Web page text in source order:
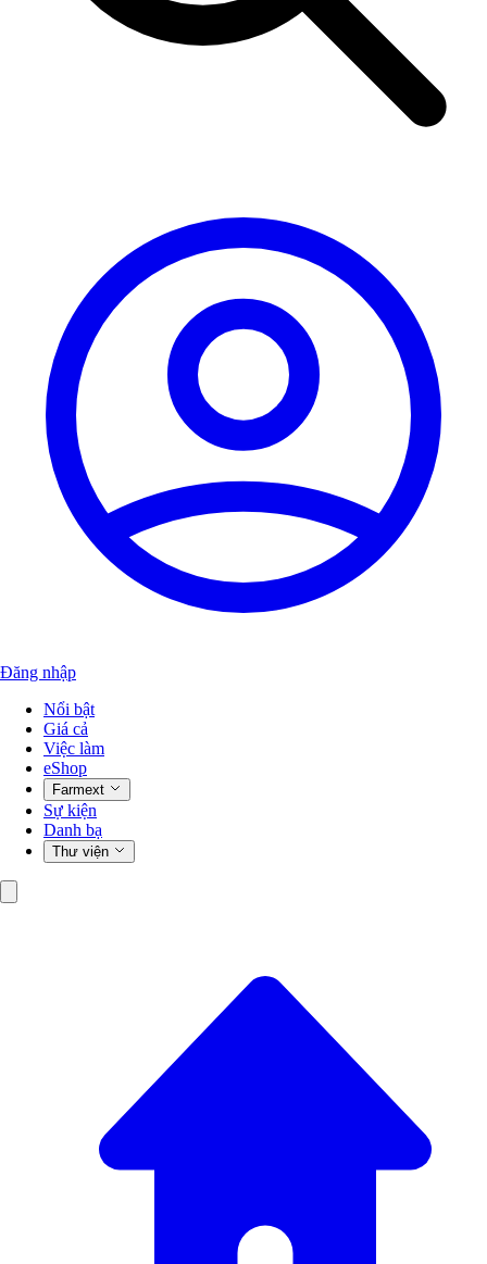
Đăng nhập
Nổi bật
Giá cả
Việc làm
eShop
Farmext
Sự kiện
Danh bạ
Thư viện